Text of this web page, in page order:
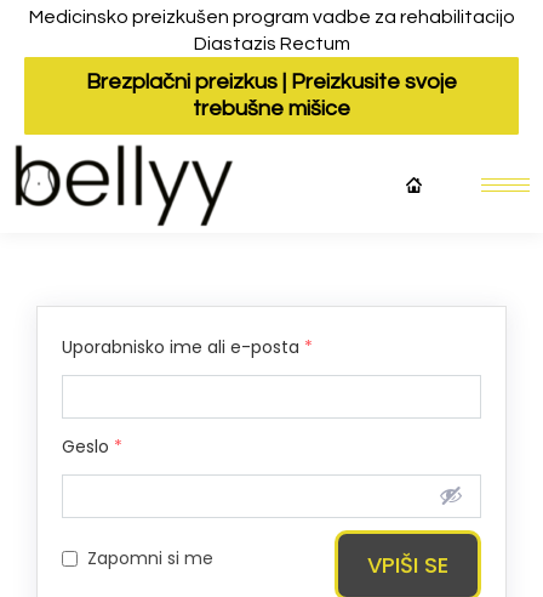
Medicinsko preizkušen program vadbe za rehabilitacijo
Diastazis Rectum
Brezplačni preizkus | Preizkusite svoje
trebušne mišice
Uporabnisko ime ali e-posta *
Geslo *
Zapomni si me